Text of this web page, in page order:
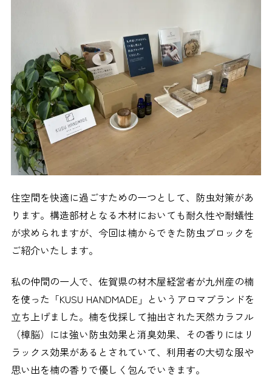
住空間を快適に過ごすための一つとして、防虫対策があ
ります。構造部材となる木材においても耐久性や耐蟻性
が求められますが、今回は楠からできた防虫ブロックを
ご紹介いたします。
私の仲間の一人で、佐賀県の材木屋経営者が九州産の楠
を使った「KUSU HANDMADE」というアロマブランドを
立ち上げました。楠を伐採して抽出された天然カラフル
（樟脳）には強い防虫効果と消臭効果、その香りにはリ
ラックス効果があるとされていて、利用者の大切な服や
思い出を楠の香りで優しく包んでいきます。